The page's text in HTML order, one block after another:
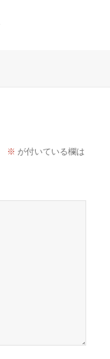
※ が付いている欄は